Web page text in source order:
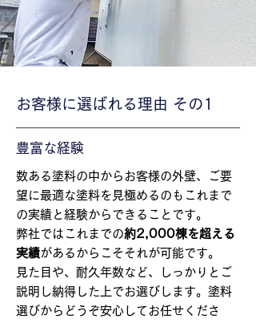
お客様に選ばれる理由 その1
豊富な経験
数ある塗料の中からお客様の外壁、ご要
望に最適な塗料を見極めるのもこれまで
の実績と経験からできることです。
弊社ではこれまでの約2,000棟を超える
実績があるからこそそれが可能です。
見た目や、耐久年数など、しっかりとご
説明し納得した上でお選びします。塗料
選びからどうぞ安心してお任せくださ